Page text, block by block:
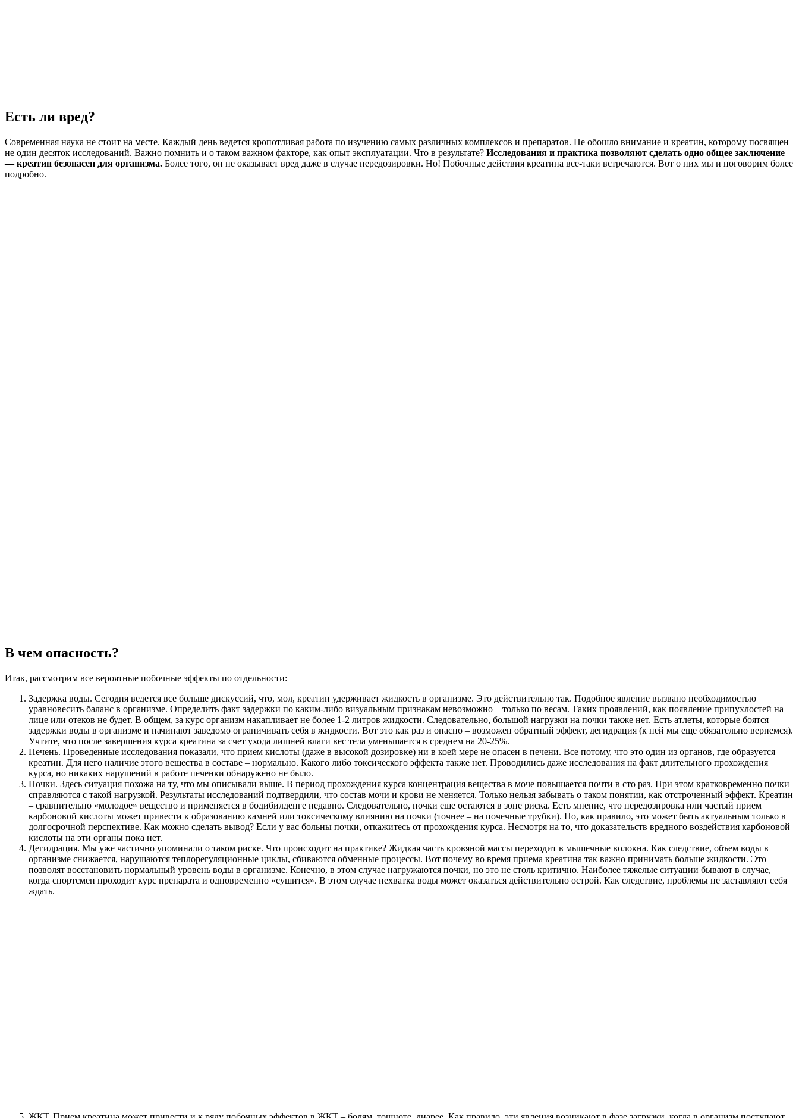
Есть ли вред?
Современная наука не стоит на месте. Каждый день ведется кропотливая работа по изучению самых различных комплексов и препаратов. Не обошло внимание и креатин, которому посвящен
не один десяток исследований. Важно помнить и о таком важном факторе, как опыт эксплуатации. Что в результате? Исследования и практика позволяют сделать одно общее заключение
— креатин безопасен для организма. Более того, он не оказывает вред даже в случае передозировки. Но! Побочные действия креатина все-таки встречаются. Вот о них мы и поговорим более
подробно.
В чем опасность?
Итак, рассмотрим все вероятные побочные эффекты по отдельности:
Задержка воды. Сегодня ведется все больше дискуссий, что, мол, креатин удерживает жидкость в организме. Это действительно так. Подобное явление вызвано необходимостью
уравновесить баланс в организме. Определить факт задержки по каким-либо визуальным признакам невозможно – только по весам. Таких проявлений, как появление припухлостей на
лице или отеков не будет. В общем, за курс организм накапливает не более 1-2 литров жидкости. Следовательно, большой нагрузки на почки также нет. Есть атлеты, которые боятся
задержки воды в организме и начинают заведомо ограничивать себя в жидкости. Вот это как раз и опасно – возможен обратный эффект, дегидрация (к ней мы еще обязательно вернемся).
Учтите, что после завершения курса креатина за счет ухода лишней влаги вес тела уменьшается в среднем на 20-25%.
Печень. Проведенные исследования показали, что прием кислоты (даже в высокой дозировке) ни в коей мере не опасен в печени. Все потому, что это один из органов, где образуется
креатин. Для него наличие этого вещества в составе – нормально. Какого либо токсического эффекта также нет. Проводились даже исследования на факт длительного прохождения
курса, но никаких нарушений в работе печенки обнаружено не было.
Почки. Здесь ситуация похожа на ту, что мы описывали выше. В период прохождения курса концентрация вещества в моче повышается почти в сто раз. При этом кратковременно почки
справляются с такой нагрузкой. Результаты исследований подтвердили, что состав мочи и крови не меняется. Только нельзя забывать о таком понятии, как отстроченный эффект. Креатин
– сравнительно «молодое» вещество и применяется в бодибилденге недавно. Следовательно, почки еще остаются в зоне риска. Есть мнение, что передозировка или частый прием
карбоновой кислоты может привести к образованию камней или токсическому влиянию на почки (точнее – на почечные трубки). Но, как правило, это может быть актуальным только в
долгосрочной перспективе. Как можно сделать вывод? Если у вас больны почки, откажитесь от прохождения курса. Несмотря на то, что доказательств вредного воздействия карбоновой
кислоты на эти органы пока нет.
Дегидрация. Мы уже частично упоминали о таком риске. Что происходит на практике? Жидкая часть кровяной массы переходит в мышечные волокна. Как следствие, объем воды в
организме снижается, нарушаются теплорегуляционные циклы, сбиваются обменные процессы. Вот почему во время приема креатина так важно принимать больше жидкости. Это
позволят восстановить нормальный уровень воды в организме. Конечно, в этом случае нагружаются почки, но это не столь критично. Наиболее тяжелые ситуации бывают в случае,
когда спортсмен проходит курс препарата и одновременно «сушится». В этом случае нехватка воды может оказаться действительно острой. Как следствие, проблемы не заставляют себя
ждать.